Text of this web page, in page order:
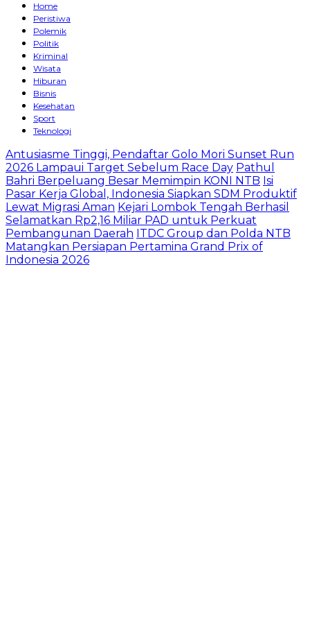
Home
Peristiwa
Polemik
Politik
Kriminal
Wisata
Hiburan
Bisnis
Kesehatan
Sport
Teknologi
Antusiasme Tinggi, Pendaftar Golo Mori Sunset Run
2026 Lampaui Target Sebelum Race Day Pathul
Bahri Berpeluang Besar Memimpin KONI NTB ​Isi
Pasar Kerja Global, Indonesia Siapkan SDM Produktif
Lewat Migrasi Aman Kejari Lombok Tengah Berhasil
Selamatkan Rp2,16 Miliar PAD untuk Perkuat
Pembangunan Daerah ITDC Group dan Polda NTB
Matangkan Persiapan Pertamina Grand Prix of
Indonesia 2026